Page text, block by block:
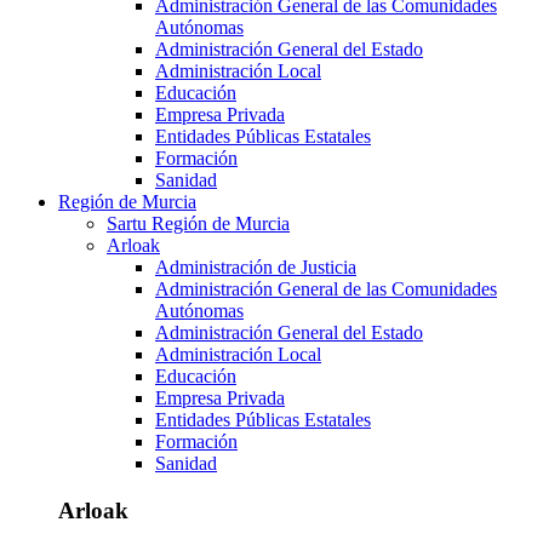
Administración General de las Comunidades
Autónomas
Administración General del Estado
Administración Local
Educación
Empresa Privada
Entidades Públicas Estatales
Formación
Sanidad
Región de Murcia
Sartu Región de Murcia
Arloak
Administración de Justicia
Administración General de las Comunidades
Autónomas
Administración General del Estado
Administración Local
Educación
Empresa Privada
Entidades Públicas Estatales
Formación
Sanidad
Arloak